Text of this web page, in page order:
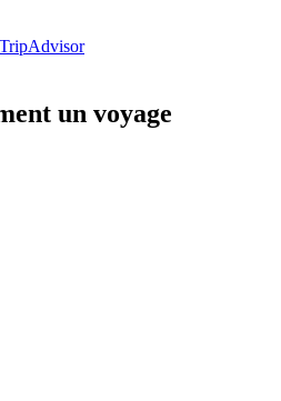
un voyage